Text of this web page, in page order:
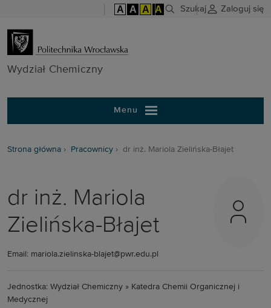
A A A A Szukaj Zaloguj się
Wydział
Wydział Chemiczny
Menu
Strona główna Pracownicy dr inż. Mariola Zielińska-Błajet
dr inż. Mariola
Zielińska-Błajet
Email: mariola.zielinska-blajet@pwr.edu.pl
Jednostka: Wydział Chemiczny » Katedra Chemii Organicznej i
Medycznej